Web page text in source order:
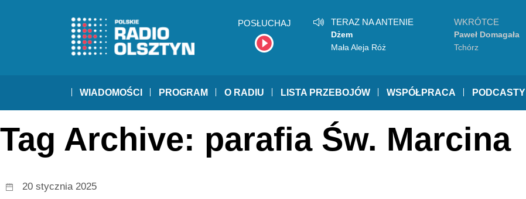
POSŁUCHAJ TERAZ NA ANTENIE
Dżem
Mała Aleja Róż
WKRÓTCE
Paweł Domagała
Tchórz
WIADOMOŚCI PROGRAM O RADIU LISTA PRZEBOJÓW WSPÓŁPRACA PODCASTY
Tag Archive: parafia Św. Marcina
20 stycznia 2025